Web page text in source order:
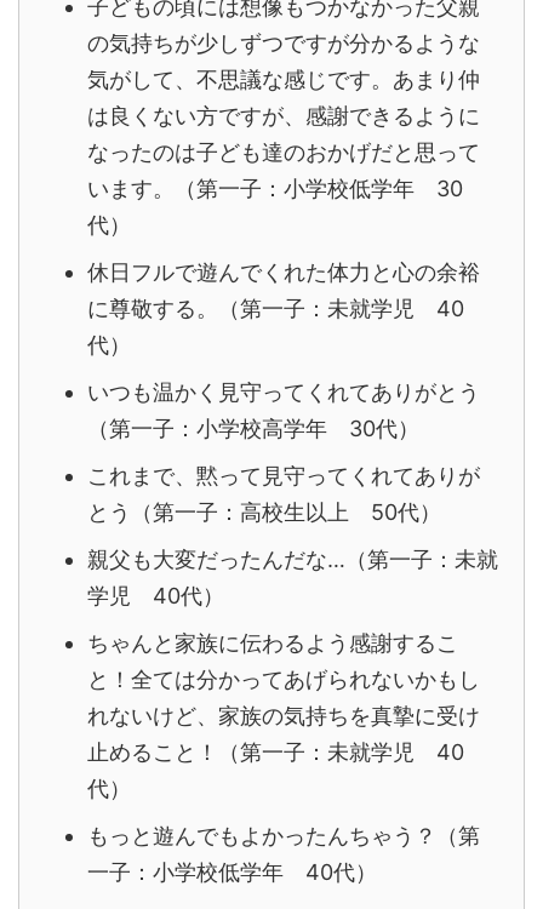
子どもの頃には想像もつかなかった父親
の気持ちが少しずつですが分かるような
気がして、不思議な感じです。あまり仲
は良くない方ですが、感謝できるように
なったのは子ども達のおかげだと思って
います。（第一子：小学校低学年 30
代）
休日フルで遊んでくれた体力と心の余裕
に尊敬する。（第一子：未就学児 40
代）
いつも温かく見守ってくれてありがとう
（第一子：小学校高学年 30代）
これまで、黙って見守ってくれてありが
とう（第一子：高校生以上 50代）
親父も大変だったんだな…（第一子：未就
学児 40代）
ちゃんと家族に伝わるよう感謝するこ
と！全ては分かってあげられないかもし
れないけど、家族の気持ちを真摯に受け
止めること！（第一子：未就学児 40
代）
もっと遊んでもよかったんちゃう？（第
一子：小学校低学年 40代）